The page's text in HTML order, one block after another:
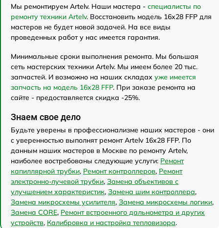
Мы ремонтируем Artelv. Наши мастера - специалисты по
ремонту техники Artelv. Восстановить модель 16x28 FFP для
мастеров не будет новой задачей. На все виды
проведенных работ у нас имеется гарантия.
Минимальные сроки выполнения ремонта. Мы большая
сеть мастерских техники Artelv. Мы имеем более 20 тыс.
запчастей. И возможно на наших складах уже имеется
запчасть на модель 16x28 FFP. При заказе ремонта на
сайте - предоставляется скидка -25%.
Знаем свое дело
Будьте уверены в профессионализме наших мастеров - они
с уверенностью выполнят ремонт Artelv 16x28 FFP. По
данным наших мастеров в Москве по ремонту Artelv,
наиболее востребованы следующие услуги: Ремонт
капиллярной трубки, Ремонт контроллеров, Ремонт
электронно-лучевой трубки, Замена объективов с
улучшением характеристик, Замена шим контроллера,
Замена микросхемы усилителя, Замена микросхемы логики,
Замена CORE, Ремонт встроенного дальнометра и других
устройств, Калибровка и настройка тепловизора.